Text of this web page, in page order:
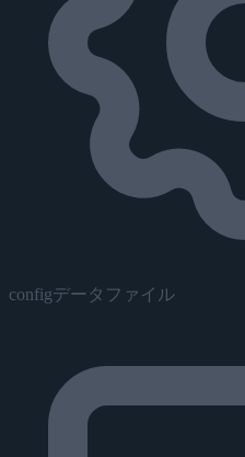
configデータファイル